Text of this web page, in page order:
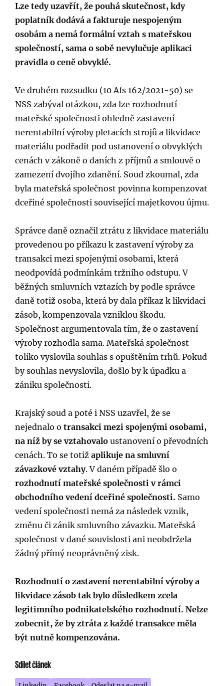
Lze tedy uzavřít, že pouhá skutečnost, kdy
poplatník dodává a fakturuje nespojeným
osobám a nemá formální vztah s mateřskou
společností, sama o sobě nevylučuje aplikaci
pravidla o ceně obvyklé.
Ve druhém rozsudku (10 Afs 162/2021-50) se
NSS zabýval otázkou, zda lze rozhodnutí
mateřské společnosti ohledně zastavení
nerentabilní výroby pletacích strojů a likvidace
materiálu podřadit pod ustanovení o obvyklých
cenách v zákoně o daních z příjmů a smlouvě o
zamezení dvojího zdanění. Soud zkoumal, zda
byla mateřská společnost povinna kompenzovat
dceřiné společnosti související majetkovou újmu.
Správce daně označil ztrátu z likvidace materiálu
provedenou po příkazu k zastavení výroby za
transakci mezi spojenými osobami, která
neodpovídá podmínkám tržního odstupu. V
běžných smluvních vztazích by podle správce
daně totiž osoba, která by dala příkaz k likvidaci
zásob, kompenzovala vzniklou škodu.
Společnost argumentovala tím, že o zastavení
výroby rozhodla sama. Mateřská společnost
toliko vyslovila souhlas s opuštěním trhů. Pokud
by souhlas nevyslovila, došlo by k úpadku a
zániku společnosti.
Krajský soud a poté i NSS uzavřel, že se
nejednalo o transakci mezi spojenými osobami,
na níž by se vztahovaloustanovení o převodních
cenách. To se totižaplikuje na smluvní
závazkové vztahy. V daném případě šlo o
rozhodnutí mateřské společnosti v rámci
obchodního vedení dceřiné společnosti. Samo
vedení společnosti nemá za následek vznik,
změnu či zánik smluvního závazku. Mateřská
společnost v dané souvislosti ani neobdržela
žádný přímý neoprávněný zisk.
Rozhodnutí o zastavení nerentabilní výroby a
likvidace zásob tak bylo důsledkem zcela
legitimního podnikatelského rozhodnutí. Nelze
zobecnit, že by ztráta z každé transakce měla
být nutně kompenzována.
Sdílet článek